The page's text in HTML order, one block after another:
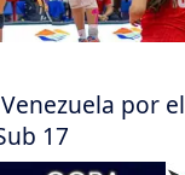
por el
17